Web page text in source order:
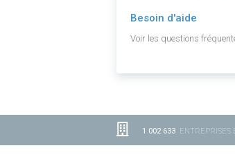
Besoin d'aide
Voir les questions
1 002 633 ENTREPRISES